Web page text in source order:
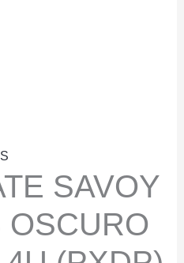
SAVOY
OSCURO